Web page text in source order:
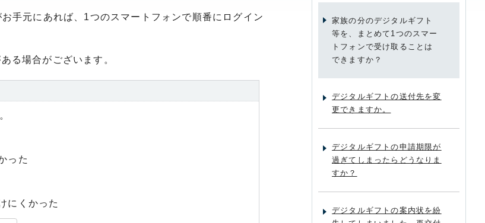
手元にあれば、1つのスマートフォンで順番にログイン
る場合がございます。
った
にくかった
家族の分のデジタルギフト
等を、まとめて1つのスマー
トフォンで受け取ることは
できますか？
デジタルギフトの送付先を変
更できますか。
デジタルギフトの申請期限が
過ぎてしまったらどうなりま
すか？
デジタルギフトの案内状を紛